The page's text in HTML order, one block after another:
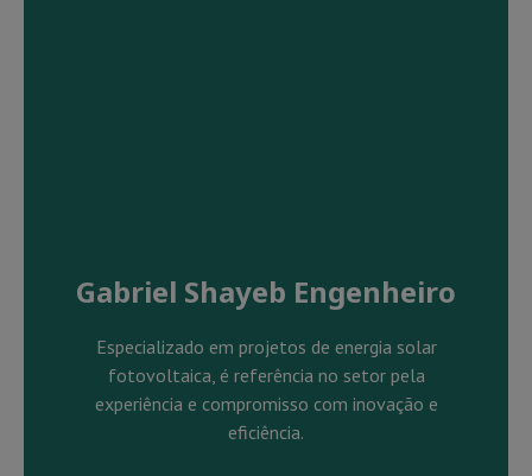
Gabriel Shayeb Engenheiro
Especializado em projetos de energia solar
fotovoltaica, é referência no setor pela
experiência e compromisso com inovação e
eficiência.